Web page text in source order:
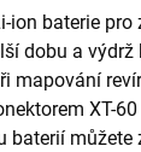
ion baterie
dobu a
mapování
XT-
baterií